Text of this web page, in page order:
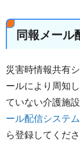
同報メール
災害時情報共有
ールにより周知
ていない介護施
ール配信システ
ら登録してくださ